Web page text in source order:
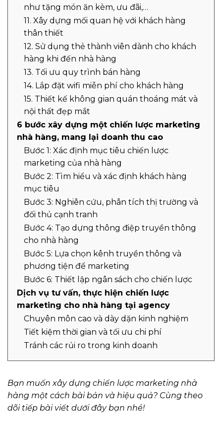
như tặng món ăn kèm, ưu đãi,…
11. Xây dựng mối quan hệ với khách hàng
thân thiết
12. Sử dụng thẻ thành viên dành cho khách
hàng khi đến nhà hàng
13. Tối ưu quy trình bán hàng
14. Lắp đặt wifi miễn phí cho khách hàng
15. Thiết kế không gian quán thoáng mát và
nội thất đẹp mắt
6 bước xây dựng một chiến lược marketing
nhà hàng, mang lại doanh thu cao
Bước 1: Xác định mục tiêu chiến lược
marketing của nhà hàng
Bước 2: Tìm hiểu và xác định khách hàng
mục tiêu
Bước 3: Nghiên cứu, phân tích thị trường và
đối thủ cạnh tranh
Bước 4: Tạo dựng thông điệp truyền thông
cho nhà hàng
Bước 5: Lựa chọn kênh truyền thông và
phương tiện để marketing
Bước 6: Thiết lập ngân sách cho chiến lược
Dịch vụ tư vấn, thực hiện chiến lược
marketing cho nhà hàng tại agency
Chuyên môn cao và dày dặn kinh nghiệm
Tiết kiệm thời gian và tối ưu chi phí
Tránh các rủi ro trong kinh doanh
Bạn muốn xây dựng chiến lược marketing nhà
hàng một cách bài bản và hiệu quả? Cùng theo
dõi tiếp bài viết dưới đây bạn nhé!